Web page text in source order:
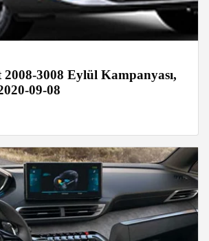
2008-3008 Eylül Kampanyası,
09-08